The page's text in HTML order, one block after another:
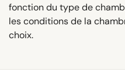
fonction du type de
les conditions de la
choix.